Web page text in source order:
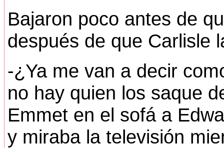
Bajaron poco antes de
después de que Carlisle
-¿Ya me van a decir
no hay quien los saque
Emmet en el sofá a
y miraba la televisión